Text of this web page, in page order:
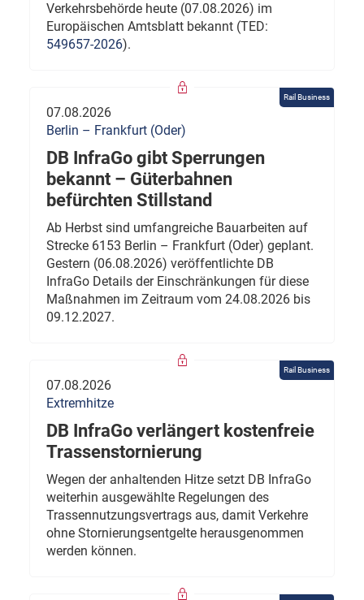
Verkehrsbehörde heute (07.08.2026) im
Europäischen Amtsblatt bekannt (TED:
549657-2026).
Rail Business
07.08.2026
Berlin – Frankfurt (Oder)
DB InfraGo gibt Sperrungen
bekannt – Güterbahnen
befürchten Stillstand
Ab Herbst sind umfangreiche Bauarbeiten auf
Strecke 6153 Berlin – Frankfurt (Oder) geplant.
Gestern (06.08.2026) veröffentlichte DB
InfraGo Details der Einschränkungen für diese
Maßnahmen im Zeitraum vom 24.08.2026 bis
09.12.2027.
Rail Business
07.08.2026
Extremhitze
DB InfraGo verlängert kostenfreie
Trassenstornierung
Wegen der anhaltenden Hitze setzt DB InfraGo
weiterhin ausgewählte Regelungen des
Trassennutzungsvertrags aus, damit Verkehre
ohne Stornierungsentgelte herausgenommen
werden können.